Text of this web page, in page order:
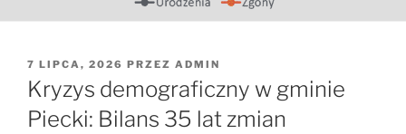
OPUBLIKOWANE
W
7 LIPCA, 2026 PRZEZ ADMIN
Kryzys demograficzny w gminie
Piecki: Bilans 35 lat zmian